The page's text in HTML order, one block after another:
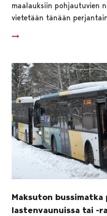
maalauksiin pohjautuvien
vietetään tänään
Maksuton bussimatka
lastenvaunuissa tai -